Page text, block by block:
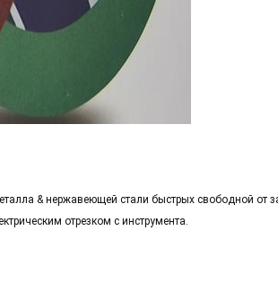
& нержавеющей стали быстрых свободной от
отрезком с инструмента.